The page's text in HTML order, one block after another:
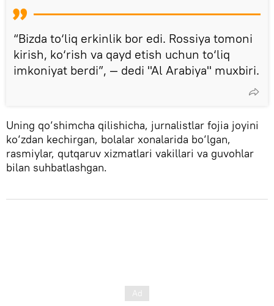
“Bizda to‘liq erkinlik bor edi. Rossiya tomoni
kirish, ko‘rish va qayd etish uchun to‘liq
imkoniyat berdi”, — dedi "Al Arabiya" muxbiri.
Uning qo‘shimcha qilishicha, jurnalistlar fojia joyini
ko‘zdan kechirgan, bolalar xonalarida bo‘lgan,
rasmiylar, qutqaruv xizmatlari vakillari va guvohlar
bilan suhbatlashgan.